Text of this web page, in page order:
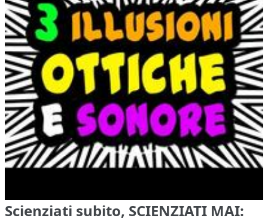
Scienziati subito, SCIENZIATI MAI: